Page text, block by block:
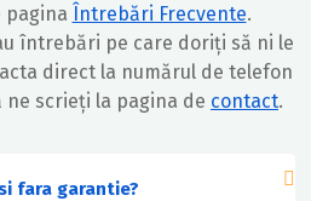
pagina Întrebări Frecvente.
întrebări pe care doriți să ni le
direct la numărul de telefon
ne scrieți la pagina de contact.
fara garantie?